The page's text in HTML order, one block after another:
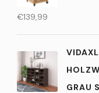
€139,99
GRAU